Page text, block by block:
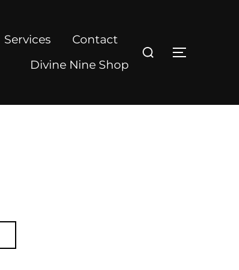
Services
Contact
Divine Nine Shop
Zoek
TOGGLE